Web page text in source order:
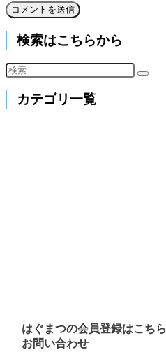
検索はこちらから
カテゴリ一覧
はぐまつの会員登録はこちら
お問い合わせ